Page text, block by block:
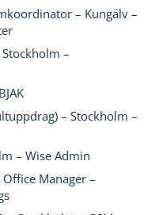
– Kungälv –
–
– Stockholm –
– Wise Admin
Office Manager –